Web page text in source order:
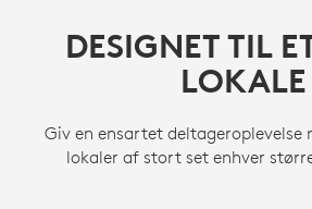
DESIGNET TIL
LOKALE
Giv en ensartet deltageroplevelse
lokaler af stort set enhver
DESIGNET TIL
LOKALE
Giv en ensartet deltageroplevelse
lokaler af stort set enhver
DESIGNET TIL
LOKALE
Giv en ensartet deltageroplevelse
lokaler af stort set enhver